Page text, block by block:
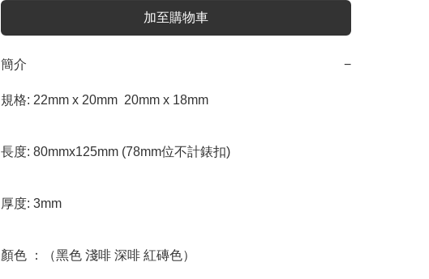
加至購物車
簡介 −
規格: 22mm x 20mm  20mm x 18mm
長度: 80mmx125mm (78mm位不計錶扣)
厚度: 3mm
顏色 ：（黑色 淺啡 深啡 紅磚色）